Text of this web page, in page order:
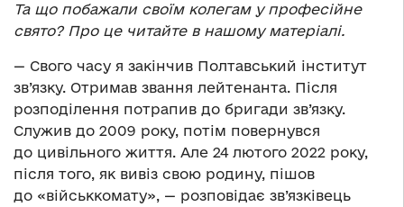
Та що побажали своїм колегам у професійне
свято? Про це читайте в нашому матеріалі.
— Свого часу я закінчив Полтавський інститут
зв’язку. Отримав звання лейтенанта. Після
розподілення потрапив до бригади зв’язку.
Служив до 2009 року, потім повернувся
до цивільного життя. Але 24 лютого 2022 року,
після того, як вивіз свою родину, пішов
до «військкомату», — розповідає зв’язківець